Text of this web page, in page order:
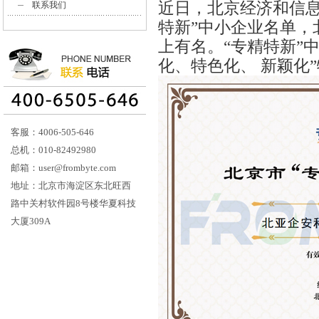
联系我们
客服：4006-505-646
总机：010-82492980
邮箱：user@frombyte.com
地址：北京市海淀区东北旺西
路中关村软件园8号楼华夏科技
大厦309A
近日，北京经济和信
特新”中小企业名单
上有名。“专精特新”
化、特色化、 新颖化